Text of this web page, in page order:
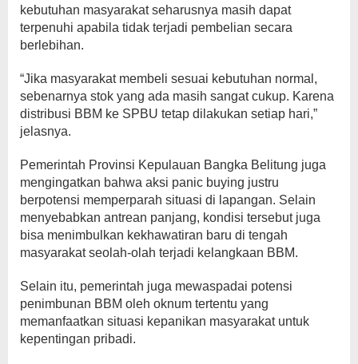
kebutuhan masyarakat seharusnya masih dapat
terpenuhi apabila tidak terjadi pembelian secara
berlebihan.
“Jika masyarakat membeli sesuai kebutuhan normal,
sebenarnya stok yang ada masih sangat cukup. Karena
distribusi BBM ke SPBU tetap dilakukan setiap hari,”
jelasnya.
Pemerintah Provinsi Kepulauan Bangka Belitung juga
mengingatkan bahwa aksi panic buying justru
berpotensi memperparah situasi di lapangan. Selain
menyebabkan antrean panjang, kondisi tersebut juga
bisa menimbulkan kekhawatiran baru di tengah
masyarakat seolah-olah terjadi kelangkaan BBM.
Selain itu, pemerintah juga mewaspadai potensi
penimbunan BBM oleh oknum tertentu yang
memanfaatkan situasi kepanikan masyarakat untuk
kepentingan pribadi.